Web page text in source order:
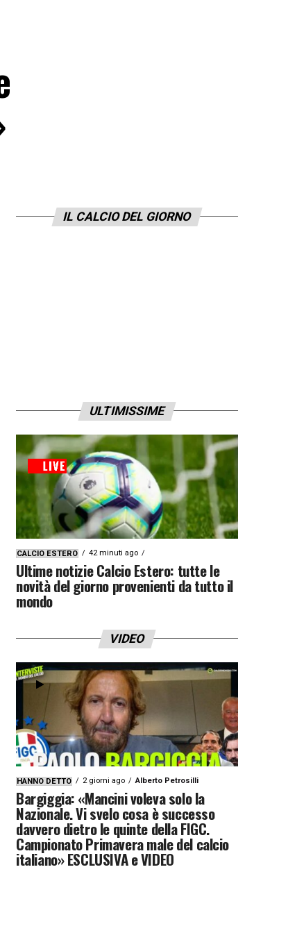
IL CALCIO DEL GIORNO
ULTIMISSIME
CALCIO ESTERO 42 minuti ago
Ultime notizie Calcio Estero: tutte le
novità del giorno provenienti da tutto il
mondo
VIDEO
HANNO DETTO 2 giorni ago Alberto Petrosilli
Bargiggia: «Mancini voleva solo la
Nazionale. Vi svelo cosa è successo
davvero dietro le quinte della FIGC.
Campionato Primavera male del calcio
italiano» ESCLUSIVA e VIDEO